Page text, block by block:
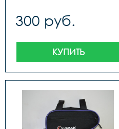
300 руб.
КУПИТЬ